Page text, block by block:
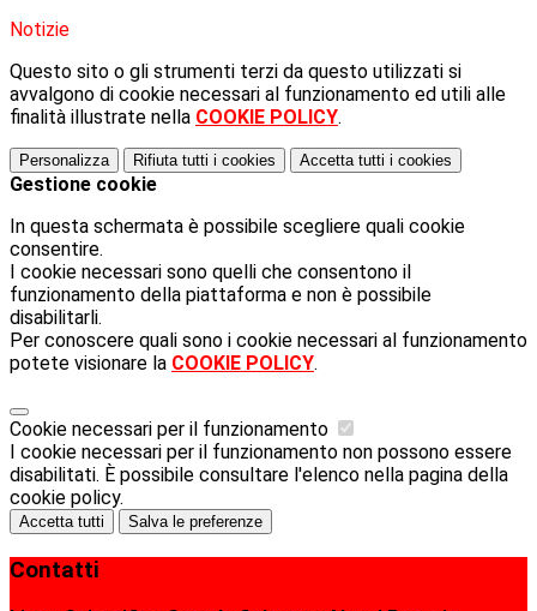
Notizie
Questo sito o gli strumenti terzi da questo utilizzati si
avvalgono di cookie necessari al funzionamento ed utili alle
finalità illustrate nella COOKIE POLICY.
Personalizza Rifiuta tutti i cookies Accetta tutti i cookies
Gestione cookie
In questa schermata è possibile scegliere quali cookie
consentire.
I cookie necessari sono quelli che consentono il
funzionamento della piattaforma e non è possibile
disabilitarli.
Per conoscere quali sono i cookie necessari al funzionamento
potete visionare la COOKIE POLICY.
Cookie necessari per il funzionamento
I cookie necessari per il funzionamento non possono essere
disabilitati. È possibile consultare l'elenco nella pagina della
cookie policy.
Accetta tutti Salva le preferenze
Contatti